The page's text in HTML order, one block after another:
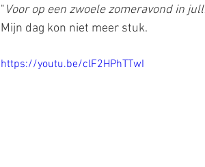
"Voor op een zwoele zomeravond in
Mijn dag kon niet meer stuk.
https://youtu.be/clF2HPhTTwI